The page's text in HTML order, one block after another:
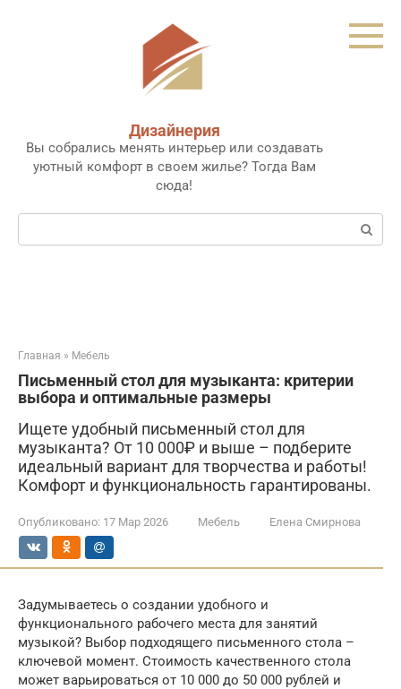
Дизайнерия
Вы собрались менять интерьер или создавать
уютный комфорт в своем жилье? Тогда Вам
сюда!
Поиск:
Главная » Мебель
Письменный стол для музыканта: критерии
выбора и оптимальные размеры
Ищете удобный письменный стол для
музыканта? От 10 000₽ и выше – подберите
идеальный вариант для творчества и работы!
Комфорт и функциональность гарантированы.
Опубликовано: 17 Мар 2026 Мебель Елена Смирнова
Задумываетесь о создании удобного и
функционального рабочего места для занятий
музыкой? Выбор подходящего письменного стола –
ключевой момент. Стоимость качественного стола
может варьироваться от 10 000 до 50 000 рублей и